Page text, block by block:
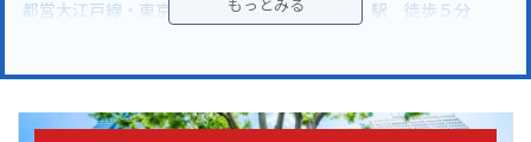
都営大江戸線・東京メトロ南北線「麻布十番」駅 徒歩５分
東京メトロ日比谷線「神谷町」駅 徒歩１２分
施工会社：株式会社柴田組